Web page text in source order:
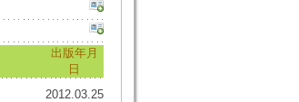
出版年月
日
2012.03.25